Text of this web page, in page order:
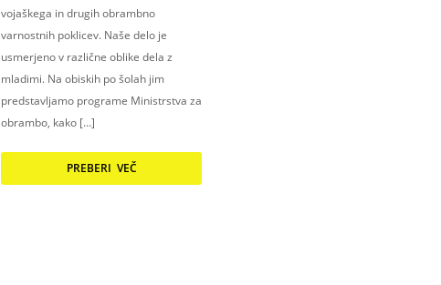
vojaškega in drugih obrambno
varnostnih poklicev. Naše delo je
usmerjeno v različne oblike dela z
mladimi. Na obiskih po šolah jim
predstavljamo programe Ministrstva za
obrambo, kako […]
PREBERI VEČ